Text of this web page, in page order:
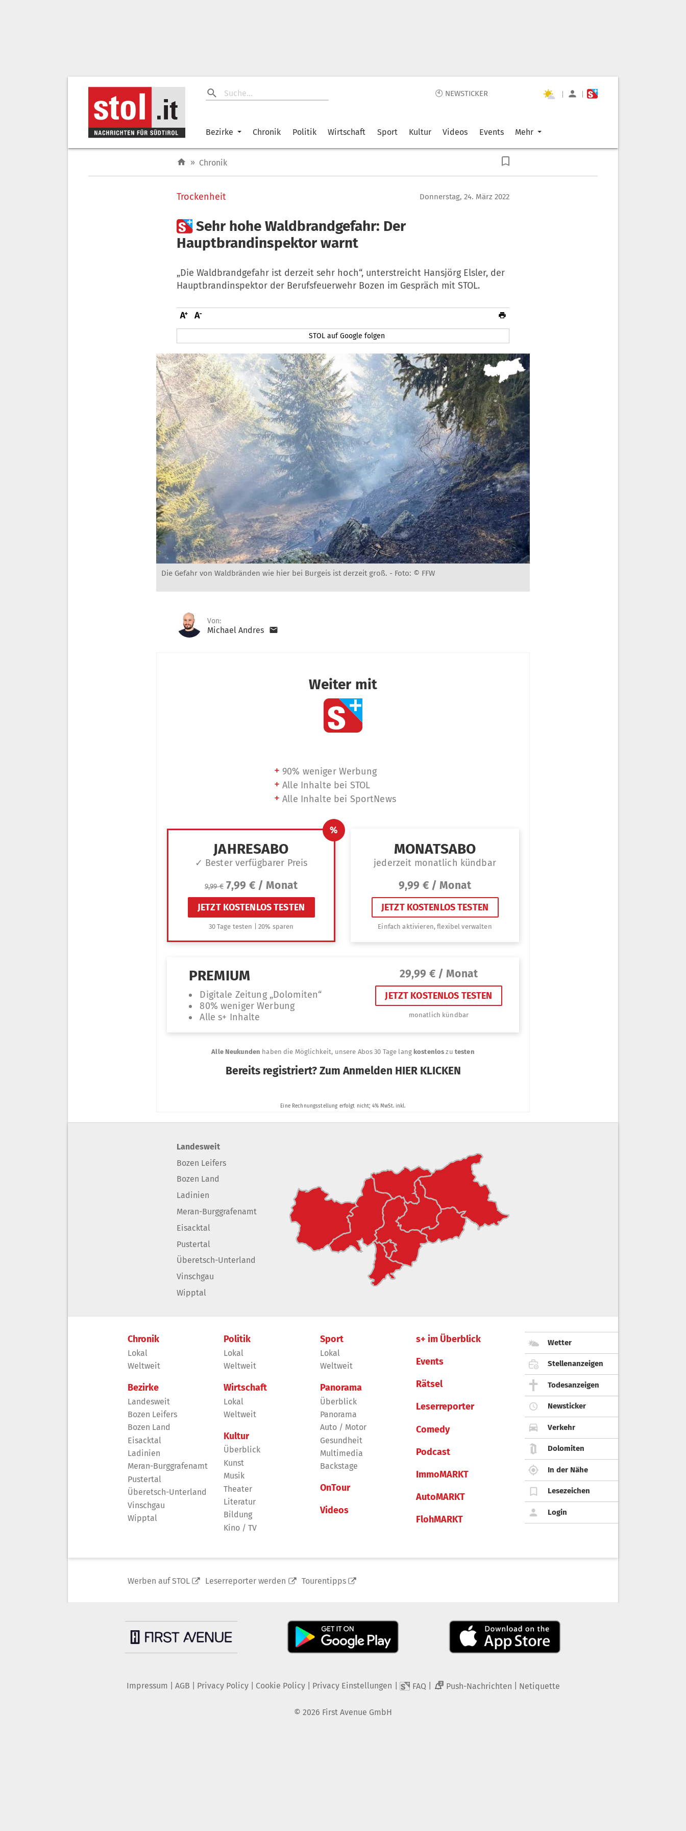
🕙 NEWSTICKER | |
Bezirke Chronik Politik Wirtschaft Sport Kultur Videos Events Mehr
» Chronik
Trockenheit Donnerstag, 24. März 2022
Sehr hohe Waldbrandgefahr: Der
Hauptbrandinspektor warnt
„Die Waldbrandgefahr ist derzeit sehr hoch“, unterstreicht Hansjörg Elsler, der
Hauptbrandinspektor der Berufsfeuerwehr Bozen im Gespräch mit STOL.
STOL auf Google folgen
Die Gefahr von Waldbränden wie hier bei Burgeis ist derzeit groß. - Foto: © FFW
Von:
Michael Andres
Landesweit
Bozen Leifers
Bozen Land
Ladinien
Meran-Burggrafenamt
Eisacktal
Pustertal
Überetsch-Unterland
Vinschgau
Wipptal
Chronik
Lokal
Weltweit
Bezirke
Landesweit
Bozen Leifers
Bozen Land
Eisacktal
Ladinien
Meran-Burggrafenamt
Pustertal
Überetsch-Unterland
Vinschgau
Wipptal
Politik
Lokal
Weltweit
Wirtschaft
Lokal
Weltweit
Kultur
Überblick
Kunst
Musik
Theater
Literatur
Bildung
Kino / TV
Sport
Lokal
Weltweit
Panorama
Überblick
Panorama
Auto / Motor
Gesundheit
Multimedia
Backstage
OnTour
Videos
s+ im Überblick
Events
Rätsel
Leserreporter
Comedy
Podcast
ImmoMARKT
AutoMARKT
FlohMARKT
Wetter
Stellenanzeigen
Todesanzeigen
Newsticker
Verkehr
Dolomiten
In der Nähe
Lesezeichen
Login
Werben auf STOL Leserreporter werden Tourentipps
Impressum AGB Privacy Policy| Cookie Policy| Privacy Einstellungen FAQ 2 Push-Nachrichten Netiquette
© 2026 First Avenue GmbH